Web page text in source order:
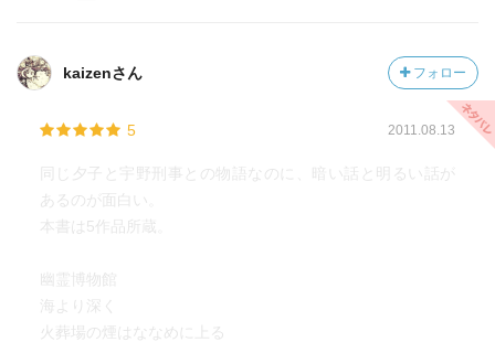
kaizenさん フォロー
5 2011.08.13
同じ夕子と宇野刑事との物語なのに、暗い話と明るい話が
あるのが面白い。
本書は5作品所蔵。
幽霊博物館
海より深く
火葬場の煙はななめに上る